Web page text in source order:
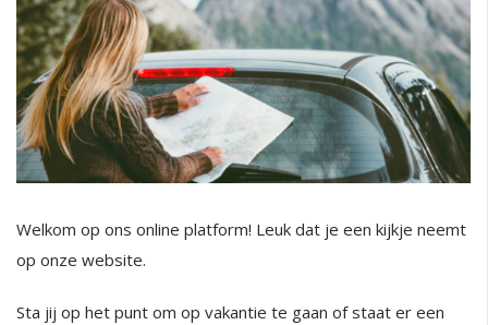
Welkom op ons online platform! Leuk dat je een kijkje neemt
op onze website.
Sta jij op het punt om op vakantie te gaan of staat er een